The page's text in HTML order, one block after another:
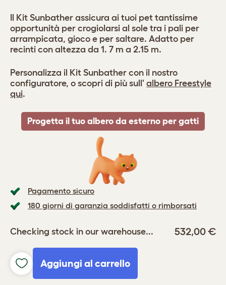
Pagamento sicuro
180 giorni di garanzia soddisfatti o rimborsati
Checking stock in our warehouse... 532,00 €
Aggiungi al carrello
Il Kit Sunbather assicura ai tuoi pet tantissime
opportunità per crogiolarsi al sole tra i pali per
arrampicata, gioco e per saltare. Adatto per
recinti con altezza da 1. 7 m a 2.15 m.
Personalizza il Kit Sunbather con il nostro
configuratore, o scopri di più sull' albero Freestyle
qui.
Progetta il tuo albero da esterno per gatti